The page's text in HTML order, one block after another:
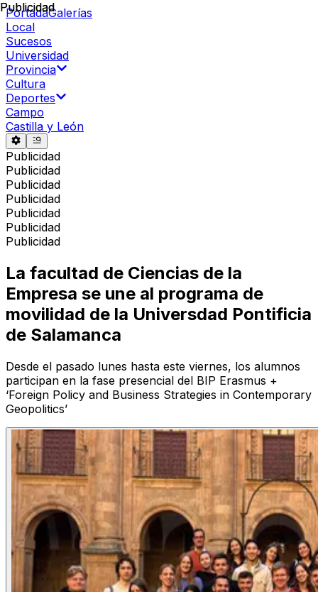
PortadaGalerías
Local
Sucesos
Universidad
Provincia
Cultura
Deportes
Campo
Castilla y León
Publicidad
Publicidad
Publicidad
Publicidad
Publicidad
Publicidad
Publicidad
Publicidad
La facultad de Ciencias de la
Empresa se une al programa de
movilidad de la Universdad Pontificia
de Salamanca
Desde el pasado lunes hasta este viernes, los alumnos
participan en la fase presencial del BIP Erasmus +
‘Foreign Policy and Business Strategies in Contemporary
Geopolitics’
Publicidad